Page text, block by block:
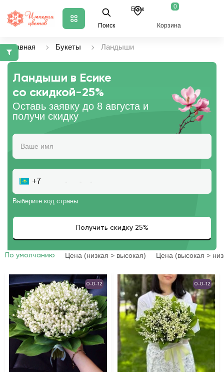
Поиск
Есик 0
Корзина
Главная Букеты Ландыши
Ландыши в Есике
со скидкой-25%
Оставь заявку до 8 августа и
получи скидку
+7
Выберите код страны
По умолчанию Цена (низкая > высокая) Цена (высокая >
0-0-12 0-0-12